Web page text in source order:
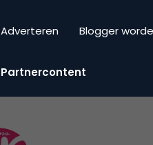
Adverteren Blogger
Partnercontent